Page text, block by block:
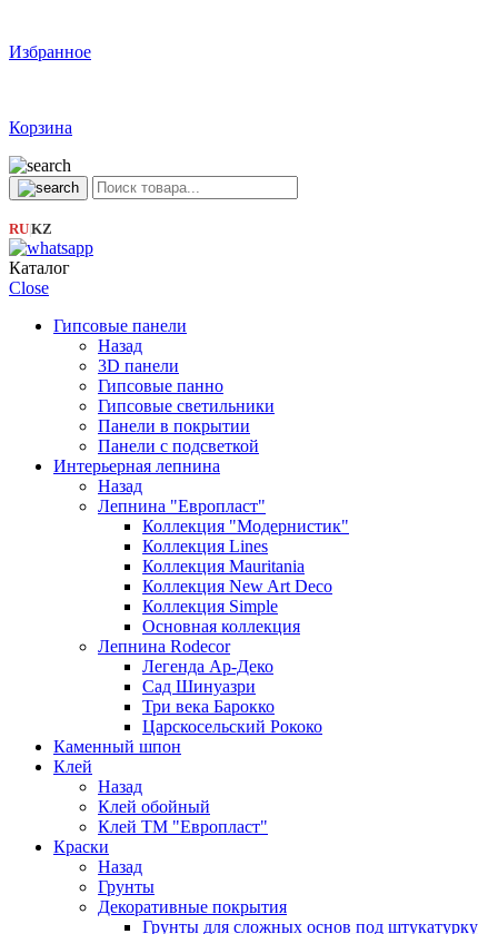
Избранное
Корзина
RU|KZ
Каталог
Close
Гипсовые панели
Назад
3D панели
Гипсовые панно
Гипсовые светильники
Панели в покрытии
Панели с подсветкой
Интерьерная лепнина
Назад
Лепнина "Европласт"
Коллекция "Модернистик"
Коллекция Lines
Коллекция Mauritania
Коллекция New Art Deco
Коллекция Simple
Основная коллекция
Лепнина Rodecor
Легенда Ар-Деко
Сад Шинуазри
Три века Барокко
Царскосельский Рококо
Каменный шпон
Клей
Назад
Клей обойный
Клей ТМ "Европласт"
Краски
Назад
Грунты
Декоративные покрытия
Грунты для сложных основ под штукатурку